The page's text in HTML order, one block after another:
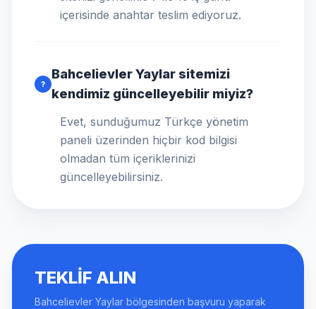
içerisinde anahtar teslim ediyoruz.
?
Bahcelievler Yaylar sitemizi
kendimiz güncelleyebilir miyiz?
Evet, sunduğumuz Türkçe yönetim
paneli üzerinden hiçbir kod bilgisi
olmadan tüm içeriklerinizi
güncelleyebilirsiniz.
TEKLIF ALIN
Bahcelievler Yaylar bölgesinden başvuru yaparak